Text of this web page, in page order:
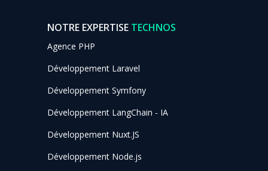
NOTRE EXPERTISE TECHNOS
Agence PHP
Développement Laravel
Développement Symfony
Développement LangChain - IA
Développement Nuxt.JS
Développement Node.js